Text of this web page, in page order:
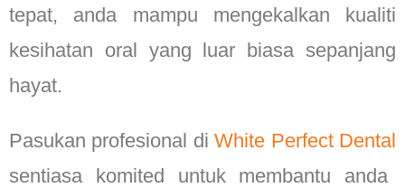
tepat, anda mampu mengekalkan kualiti
kesihatan oral yang luar biasa sepanjang
hayat.
Pasukan profesional di White Perfect Dental
sentiasa komited untuk membantu anda